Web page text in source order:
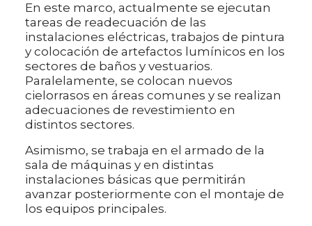
En este marco, actualmente se ejecutan
tareas de readecuación de las
instalaciones eléctricas, trabajos de pintura
y colocación de artefactos lumínicos en los
sectores de baños y vestuarios.
Paralelamente, se colocan nuevos
cielorrasos en áreas comunes y se realizan
adecuaciones de revestimiento en
distintos sectores.
Asimismo, se trabaja en el armado de la
sala de máquinas y en distintas
instalaciones básicas que permitirán
avanzar posteriormente con el montaje de
los equipos principales.